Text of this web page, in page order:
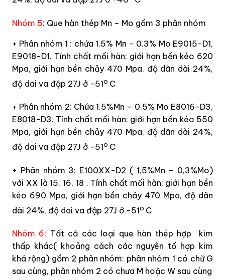
Nhóm 5: Que hàn thép Mn – Mo gồm 3 phân nhóm
+ Phân nhóm 1 : chứa 1.5% Mn – 0.3% Mo E9015-D1,
E9018-D1. Tính chất mối hàn: giới hạn bền kéo 620
Mpa, giới hạn bền chảy 470 Mpa, độ dãn dài 24%,
độ dai va đập 27J ở -51o C
+ Phân nhóm 2: Chứa 1.5%Mn – 0.5% Mo E8016-D3,
E8018-D3. Tính chất mối hàn: giới hạn bền kéo 550
Mpa, giới hạn bền chảy 470 Mpa, độ dãn dài 24%,
độ dai va đập 27J ở -51o C
+ Phân nhóm 3: E100XX-D2 ( 1,5%Mn – 0,3%Mo)
với XX là 15, 16, 18 . Tính chất mối hàn: giới hạn bền
kéo 690 Mpa, giới hạn bền chảy 470 Mpa, độ dãn
dài 24%, độ dai va đập 27J ở -51o C
Nhóm 6: Tất cả các loại que hàn thép hợp
kim
thấp khác( khoảng cách các nguyên tố hợp kim
khá rộng) gồm 2 phân nhóm: phân nhóm 1 có chữ G
sau cùng, phân nhóm 2 có chưa M hoặc W sau cùng